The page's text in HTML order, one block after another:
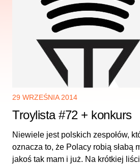
29 WRZEŚNIA 2014
Troylista #72 + konkurs
Niewiele jest polskich zespołów,
oznacza to, że Polacy robią słabą
jakoś tak mam i już. Na krótkiej